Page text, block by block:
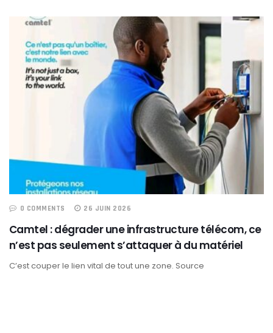
0 COMMENTS 26 JUIN 2026
Camtel : dégrader une infrastructure télécom, ce
n’est pas seulement s’attaquer à du matériel
C’est couper le lien vital de tout une zone. Source